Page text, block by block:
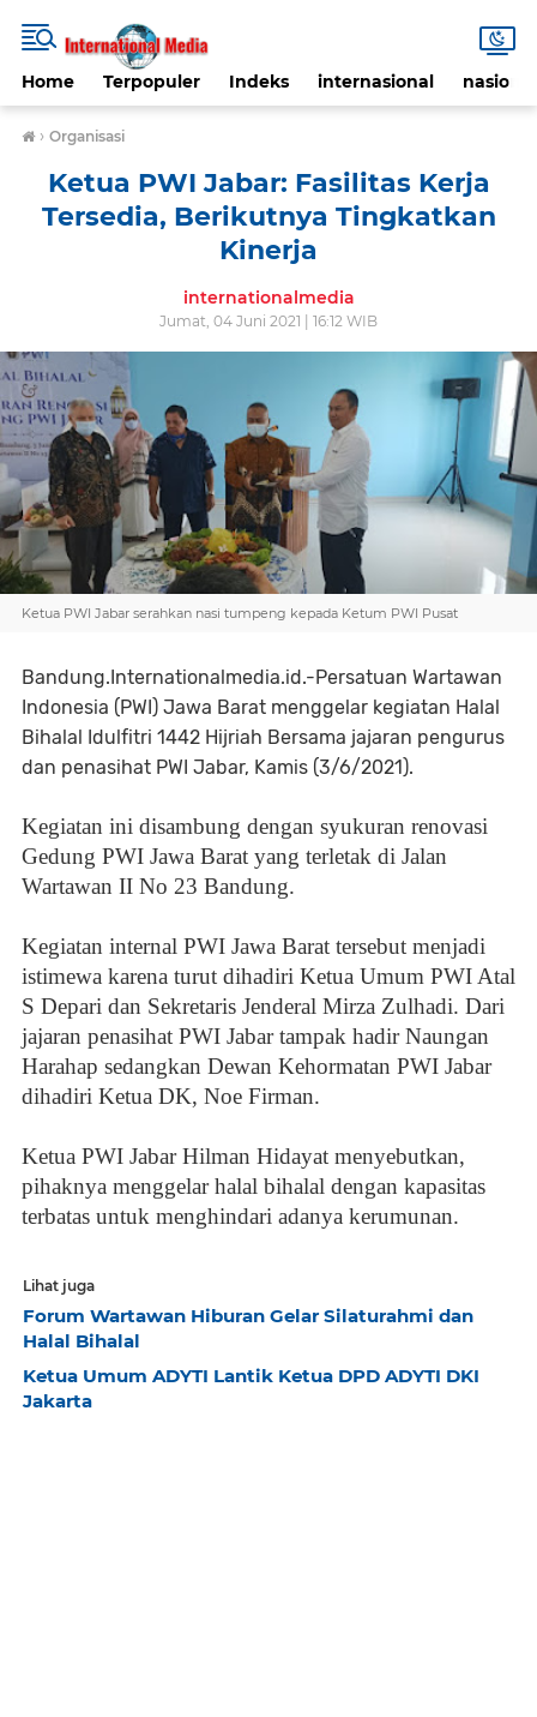
Home Terpopuler Indeks internasional nasional
› Organisasi
Ketua PWI Jabar: Fasilitas Kerja
Tersedia, Berikutnya Tingkatkan
Kinerja
internationalmedia
Jumat, 04 Juni 2021 | 16:12 WIB
Ketua PWI Jabar serahkan nasi tumpeng kepada Ketum PWI Pusat
Bandung.Internationalmedia.id.-Persatuan Wartawan
Indonesia (PWI) Jawa Barat menggelar kegiatan Halal
Bihalal Idulfitri 1442 Hijriah Bersama jajaran pengurus
dan penasihat PWI Jabar, Kamis (3/6/2021).
Kegiatan ini disambung dengan syukuran renovasi
Gedung PWI Jawa Barat yang terletak di Jalan
Wartawan II No 23 Bandung.
Kegiatan internal PWI Jawa Barat tersebut menjadi
istimewa karena turut dihadiri Ketua Umum PWI Atal
S Depari dan Sekretaris Jenderal Mirza Zulhadi. Dari
jajaran penasihat PWI Jabar tampak hadir Naungan
Harahap sedangkan Dewan Kehormatan PWI Jabar
dihadiri Ketua DK, Noe Firman.
Ketua PWI Jabar Hilman Hidayat menyebutkan,
pihaknya menggelar halal bihalal dengan kapasitas
terbatas untuk menghindari adanya kerumunan.
Lihat juga
Forum Wartawan Hiburan Gelar Silaturahmi dan
Halal Bihalal
Ketua Umum ADYTI Lantik Ketua DPD ADYTI DKI
Jakarta